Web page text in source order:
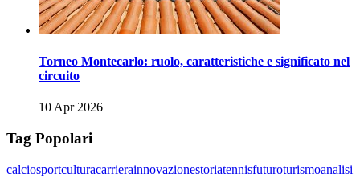
Torneo Montecarlo: ruolo, caratteristiche e significato nel
circuito
10 Apr 2026
Tag Popolari
calciosportculturacarrierainnovazionestoriatennisfuturoturismoanalisi